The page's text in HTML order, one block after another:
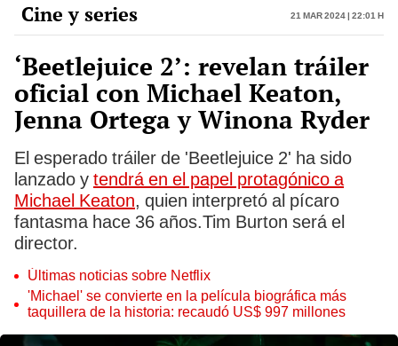
Cine y series 21 Mar 2024 | 22:01 h
‘Beetlejuice 2’: revelan tráiler
oficial con Michael Keaton,
Jenna Ortega y Winona Ryder
El esperado tráiler de 'Beetlejuice 2' ha sido
lanzado y tendrá en el papel protagónico a
Michael Keaton, quien interpretó al pícaro
fantasma hace 36 años.Tim Burton será el
director.
Últimas noticias sobre Netflix
'Michael' se convierte en la película biográfica más
taquillera de la historia: recaudó US$ 997 millones